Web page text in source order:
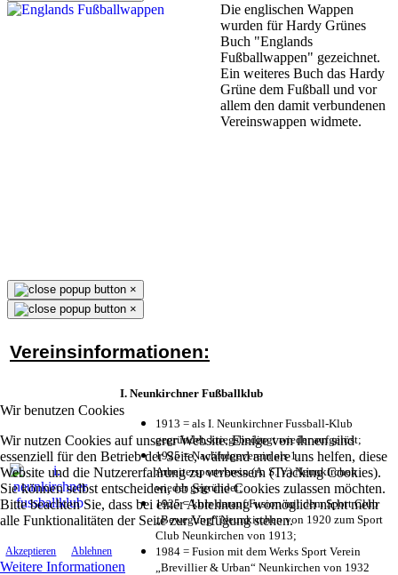
Wir benutzen Cookies
Wir nutzen Cookies auf unserer Website. Einige von ihnen sind
essenziell für den Betrieb der Seite, während andere uns helfen, diese
Website und die Nutzererfahrung zu verbessern (Tracking Cookies).
Sie können selbst entscheiden, ob Sie die Cookies zulassen möchten.
Bitte beachten Sie, dass bei einer Ablehnung womöglich nicht mehr
alle Funktionalitäten der Seite zur Verfügung stehen.
Akzeptieren Ablehnen
Weitere Informationen
Die englischen Wappen
wurden für Hardy Grünes
Buch "Englands
Fußballwappen" gezeichnet.
Ein weiteres Buch das Hardy
Grüne dem Fußball und vor
allem den damit verbundenen
Vereinswappen widmete.
×
×
Vereinsinformationen:
I. Neunkirchner Fußballklub
1913 = als I. Neunkirchner Fussball-Klub
gegründet, kriegsbedingt wieder aufgelöst;
1925 = Nachfolgeverein als 1.
Arbeitersportverein (A. S. V.) Neunkirchen
wieder gegründet;
1925 = kurz darauf Fusion mit dem Sport Club
„Bewegung“ Neunkirchen von 1920 zum Sport
Club Neunkirchen von 1913;
1984 = Fusion mit dem Werks Sport Verein
„Brevillier & Urban“ Neunkirchen von 1932